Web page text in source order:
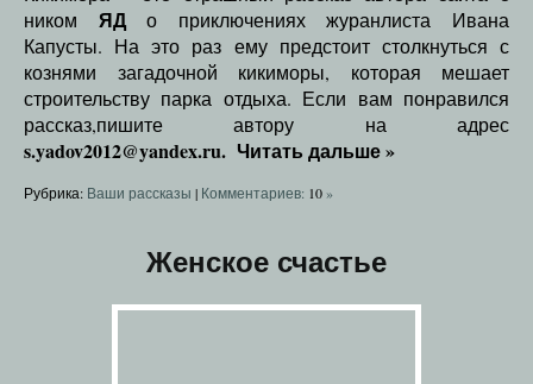
ником ЯДо приключениях журанлиста Ивана
Капусты. На это раз ему предстоит столкнуться с
кознями загадочной кикиморы, которая мешает
строительству парка отдыха. Если вам понравился
рассказ,пишите автору на адрес
s.yadov2012@yandex.ru. Читать дальше»
Рубрика: Ваши рассказы | Комментариев: 10»
Женское счастье